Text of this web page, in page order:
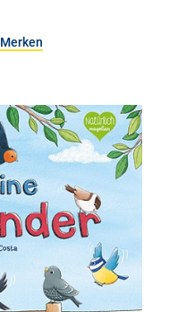
Merken